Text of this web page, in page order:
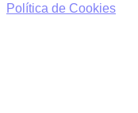
Política de Cookies